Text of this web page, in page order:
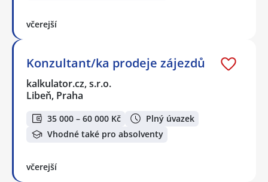
včerejší
Konzultant/ka prodeje zájezdů
kalkulator.cz, s.r.o.
Libeň, Praha
35 000 – 60 000 Kč
Plný úvazek
Vhodné také pro absolventy
včerejší